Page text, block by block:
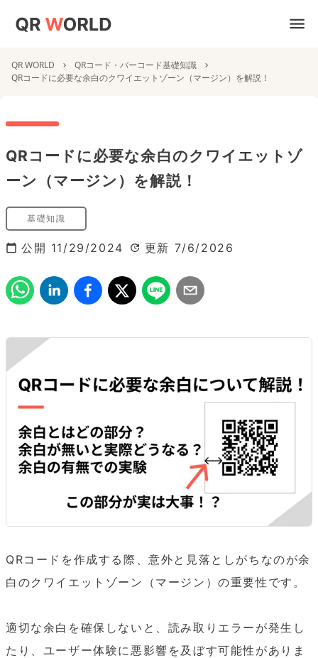
QR WORLD
QRコード・バーコード基礎知識
QRコードに必要な余白のクワイエットゾーン（マージン）を解説！
QRコードに必要な余白のクワイエットゾ
ーン（マージン）を解説！
基礎知識
公開 11/29/2024 更新 7/6/2026
QRコードを作成する際、意外と見落としがちなのが余
白のクワイエットゾーン（マージン）の重要性です。
適切な余白を確保しないと、読み取りエラーが発生し
たり、ユーザー体験に悪影響を及ぼす可能性がありま